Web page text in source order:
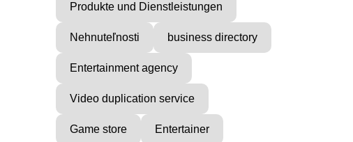
Produkte und Dienstleistungen
Nehnuteľnosti business directory
Entertainment agency
Video duplication service
Game store Entertainer